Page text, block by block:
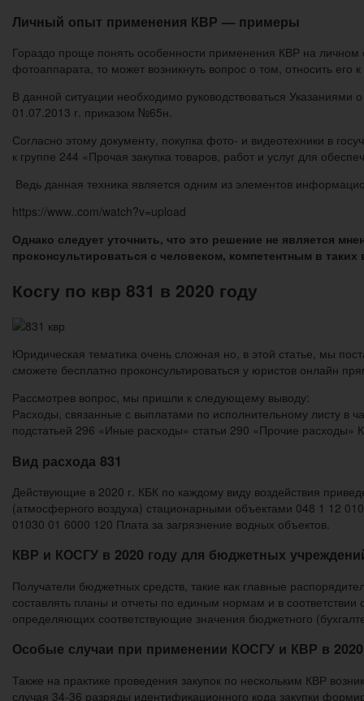
Личный опыт применения КВР — примеры
Гораздо проще понять особенности применения КВР на
фотоаппарата, то может возникнуть вопрос о том, относить его
В данной ситуации необходимо руководствоваться
01.07.2013 г. приказом №65н.
Согласно этому документу, покупка фото- и видеотехники в
к группе 244 «Прочая закупка товаров, работ и услуг для
Ведь данная техника является одним из элементов
https://www..com/watch?v=upload
Однако следует уточнить, что это решение не является
проконсультироваться с человеком, компетентным в таких
Косгу по квр 831 в 2020 году
Юридическая тематика очень сложная но, в этой статье, мы
сможете бесплатно проконсультироваться у юристов онлайн
Рассмотрев вопрос, мы пришли к следующему выводу:
Расходы, связанные с выплатами по исполнительному листу в
подстатьей 296 «Иные расходы» статьи 290 «Прочие расходы»
Вид расхода 831
Действующие в 2020 г. КБК по каждому виду воздействия
(атмосферного воздуха) стационарными объектами 048 1 12
01030 01 6000 120 Плата за загрязнение водных объектов.
КВР и КОСГУ в 2020 году для бюджетных
Получатели бюджетных средств, такие как главные
составлять планы и отчеты по единым нормам и в
определяющих соответствующие значения бюджетного
Особые случаи при применении КОСГУ и КВР в
Также на практике проведения закупок по нескольким КВР
случая 34-36 разряды идентификационного кода закупки